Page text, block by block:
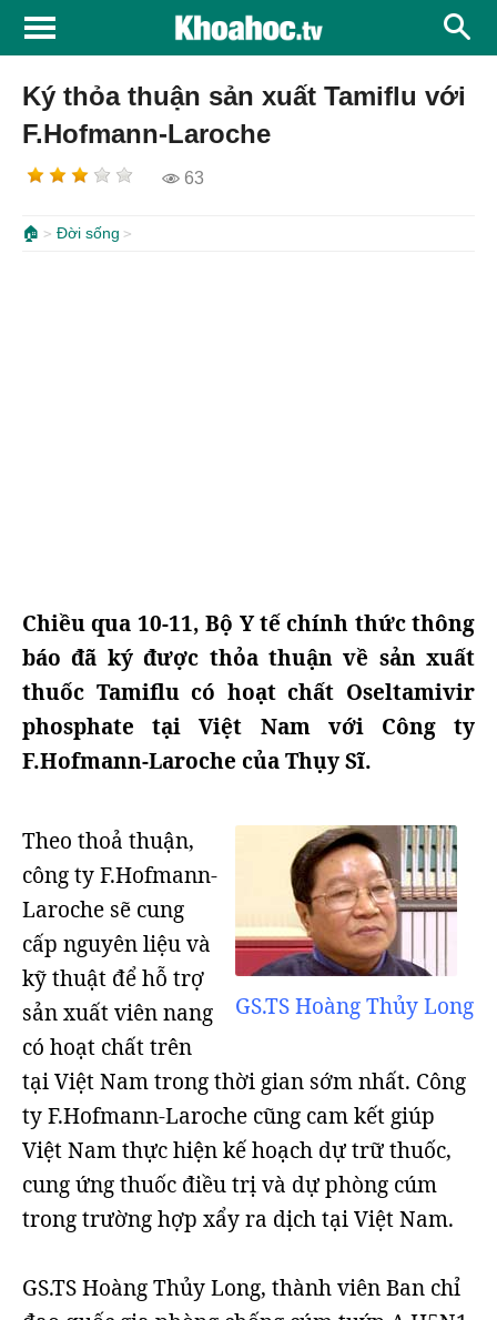
Ký thỏa thuận sản xuất Tamiflu với
F.Hofmann-Laroche
63
🏠 Đời sống
Chiều qua 10-11, Bộ Y tế chính thức thông
báo đã ký được thỏa thuận về sản xuất
thuốc Tamiflu có hoạt chất Oseltamivir
phosphate tại Việt Nam với Công ty
F.Hofmann-Laroche của Thụy Sĩ.
GS.TS Hoàng Thủy Long
Theo thoả thuận,
công ty F.Hofmann-
Laroche sẽ cung
cấp nguyên liệu và
kỹ thuật để hỗ trợ
sản xuất viên nang
có hoạt chất trên
tại Việt Nam trong thời gian sớm nhất. Công
ty F.Hofmann-Laroche cũng cam kết giúp
Việt Nam thực hiện kế hoạch dự trữ thuốc,
cung ứng thuốc điều trị và dự phòng cúm
trong trường hợp xẩy ra dịch tại Việt Nam.
GS.TS Hoàng Thủy Long, thành viên Ban chỉ